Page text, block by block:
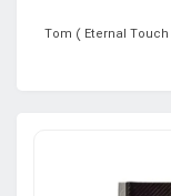
ادکلن الحمبرا مدل اترنال تاچ رایحه تام فورد توباکو وانیل( Eternal Touch ) Tom